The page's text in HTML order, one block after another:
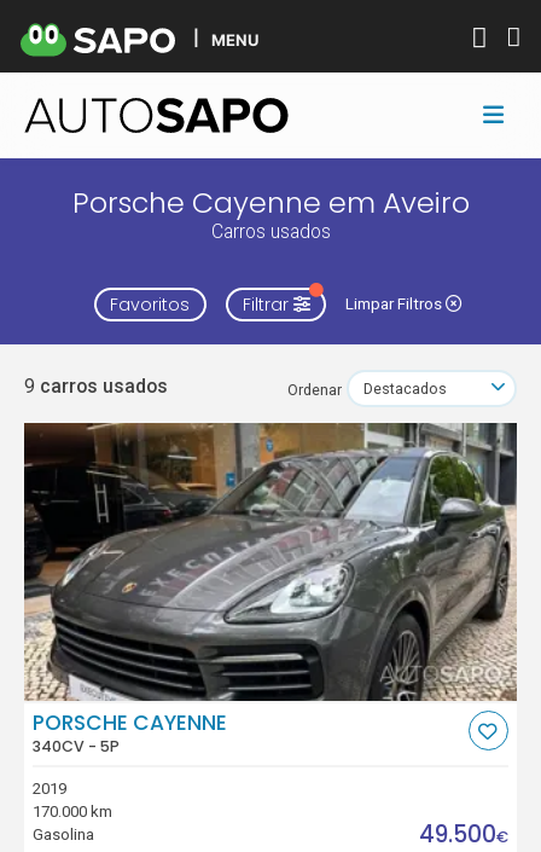
MENU
Porsche Cayenne em Aveiro
Carros usados
Favoritos Filtrar Limpar Filtros
9 carros usados Ordenar
PORSCHE CAYENNE
340CV - 5P
2019
170.000 km
Gasolina
49.500€